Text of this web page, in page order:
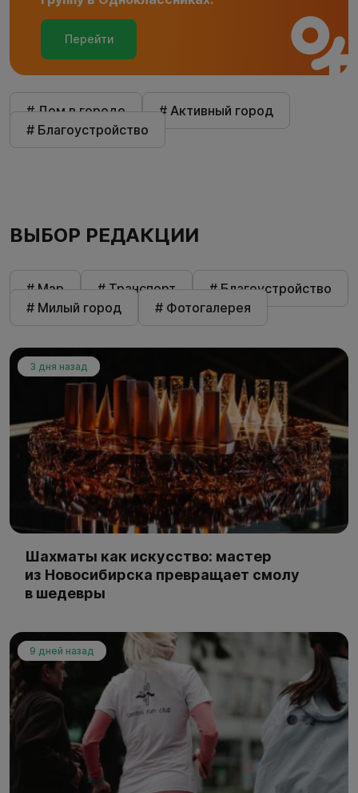
Перейти
# Дом в городе
# Активный город
# Благоустройство
ВЫБОР РЕДАКЦИИ
# Мэр # Транспорт
# Благоустройство
# Милый город
# Фотогалерея
3 дня назад
Шахматы как искусство: мастер
из Новосибирска превращает смолу
в шедевры
9 дней назад